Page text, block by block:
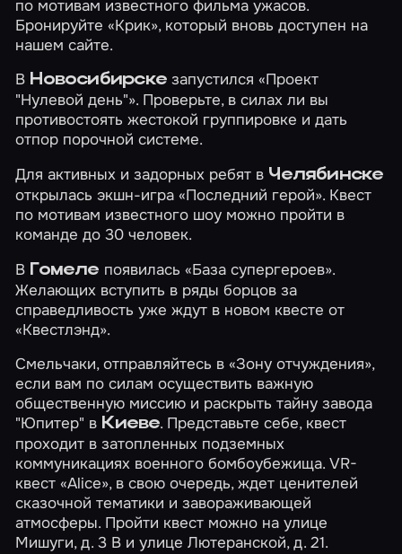
по мотивам известного фильма ужасов.
Бронируйте«Крик», который вновь доступен на
нашем сайте.
В Новосибирскезапустился «Проект
"Нулевой день"». Проверьте, в силах ли вы
противостоять жестокой группировке и дать
отпор порочной системе.
Для активных и задорных ребят в Челябинске
открылась экшн-игра«Последний герой». Квест
по мотивам известного шоу можно пройти в
команде до 30 человек.
В Гомеле появилась «База супергероев».
Желающих вступить в ряды борцов за
справедливость уже ждут в новом квесте от
«Квестлэнд».
Смельчаки, отправляйтесь в«Зону отчуждения»,
если вам по силам осуществить важную
общественную миссию и раскрыть тайну завода
"Юпитер" в Киеве. Представьте себе, квест
проходит в затопленных подземных
коммуникациях военного бомбоубежища. VR-
квест «Alice», в свою очередь, ждет ценителей
сказочной тематики и завораживающей
атмосферы. Пройти квест можно на улице
Мишуги, д. 3 В иулице Лютеранской, д. 21.